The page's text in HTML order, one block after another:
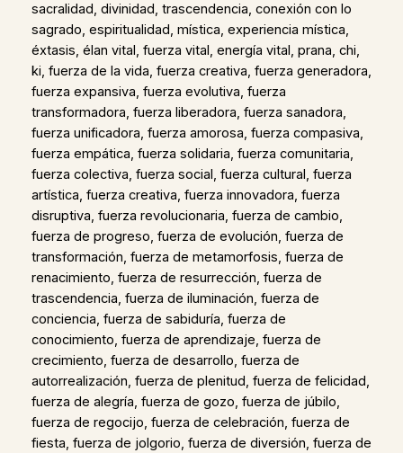
sacralidad, divinidad, trascendencia, conexión con lo
sagrado, espiritualidad, mística, experiencia mística,
éxtasis, élan vital, fuerza vital, energía vital, prana, chi,
ki, fuerza de la vida, fuerza creativa, fuerza generadora,
fuerza expansiva, fuerza evolutiva, fuerza
transformadora, fuerza liberadora, fuerza sanadora,
fuerza unificadora, fuerza amorosa, fuerza compasiva,
fuerza empática, fuerza solidaria, fuerza comunitaria,
fuerza colectiva, fuerza social, fuerza cultural, fuerza
artística, fuerza creativa, fuerza innovadora, fuerza
disruptiva, fuerza revolucionaria, fuerza de cambio,
fuerza de progreso, fuerza de evolución, fuerza de
transformación, fuerza de metamorfosis, fuerza de
renacimiento, fuerza de resurrección, fuerza de
trascendencia, fuerza de iluminación, fuerza de
conciencia, fuerza de sabiduría, fuerza de
conocimiento, fuerza de aprendizaje, fuerza de
crecimiento, fuerza de desarrollo, fuerza de
autorrealización, fuerza de plenitud, fuerza de felicidad,
fuerza de alegría, fuerza de gozo, fuerza de júbilo,
fuerza de regocijo, fuerza de celebración, fuerza de
fiesta, fuerza de jolgorio, fuerza de diversión, fuerza de